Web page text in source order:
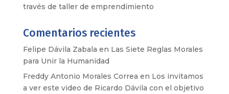
través de taller de emprendimiento
Comentarios recientes
Felipe Dávila Zabala en Las Siete Reglas Morales
para Unir la Humanidad
Freddy Antonio Morales Correa en Los invitamos
a ver este video de Ricardo Dávila con el objetivo